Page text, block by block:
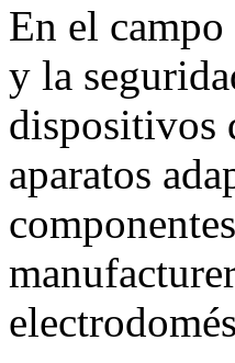
En el
y la
dispositivos
aparatos